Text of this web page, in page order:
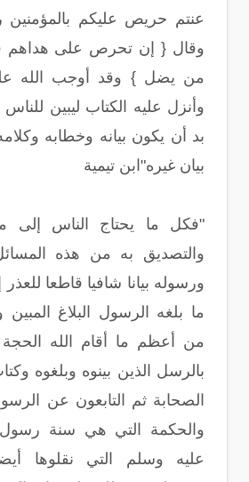
عنتم حريص عليكم
وقال { إن تحرص على هداهم
من يضل } وقد أوجب الله
وأنزل عليه الكتاب ليبين للناس
بد أن يكون بيانه وخطابه
بيان غيره"ابن تيمية
"فكل ما يحتاج الناس إلى
والتصديق به من هذه
ورسوله بيانا شافيا قاطعا
ما بلغه الرسول البلاغ المبين
من أعظم ما أقام الله
بالرسل الذين بينوه وبلغوه
الصحابة ثم التابعون عن
والحكمة التي هي سنة رسول
عليه وسلم التي نقلوها